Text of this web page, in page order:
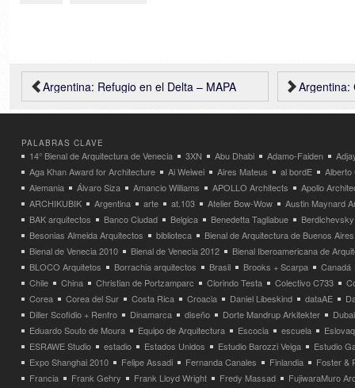
Argentina:
Argentina: Refugio en el Delta – MAPA
PALABRAS CLAVE
14° Bienal de Arquitectura de Venecia 3XN Abu Dhabi Adamo-Faiden
Aga Khan Award for Architecture
Ai Weiwei Aires Mateus al bordE
Alberto
Alemania
Álvaro Siza Amancio Williams APOLLO Architects
Apollo
ARCHIKUBIK
Argentina arte at.103 Atelier Bow-Wow
Austin Maynard
BAK arquitectos
Banco Ciudad Belgica Benedetta Tagliabue
Besonias Almeida Arquitectos
biblioteca
Bienal de Arquitectura de Buenos Aires
Bienal de Venecia 2010
Bienal de Venecia 2012
Bienal Iberoamericana de
BLOCO Arquitetos
Borrachia arquitectos Brasil Brooks + Scarpa
Canadá
Chile
China Christian de Portzamparc Clorindo Testa Colectivo C733
Corea
Corea del Sur Costa Rica Croacia Daniel Libeskind dataAE
Diller Scofidio + Renfro
Dinamarca diseño Dorte Mandrup Arkitekter
Dubai
Eduardo Souto de Moura
Equipo de Arquitectura Escocia escuela
ESRAWE Studio
estadio Estados Unidos Estudio Barozzi Veiga
Estudio
Expo Shanghai 2010
Felipe Assadi Fernanda Canales Finlandia
Foster &
Francia
Frank Gehry Frank Lloyd Wright Fredy Massad
FujiwaraMuro